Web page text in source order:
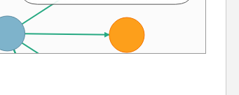
PROYECTOS E INVERSIONES MGM 2019 SL